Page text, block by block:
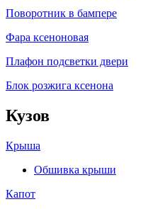
Поворотник в бампере
Фара ксеноновая
Плафон подсветки двери
Блок розжига ксенона
Кузов
Крыша
Обшивка крыши
Капот